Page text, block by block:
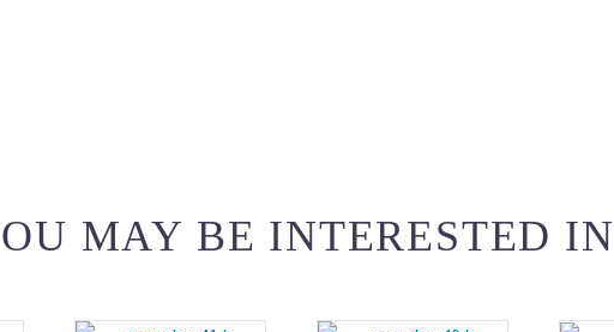
MAY BE INTERESTED IN